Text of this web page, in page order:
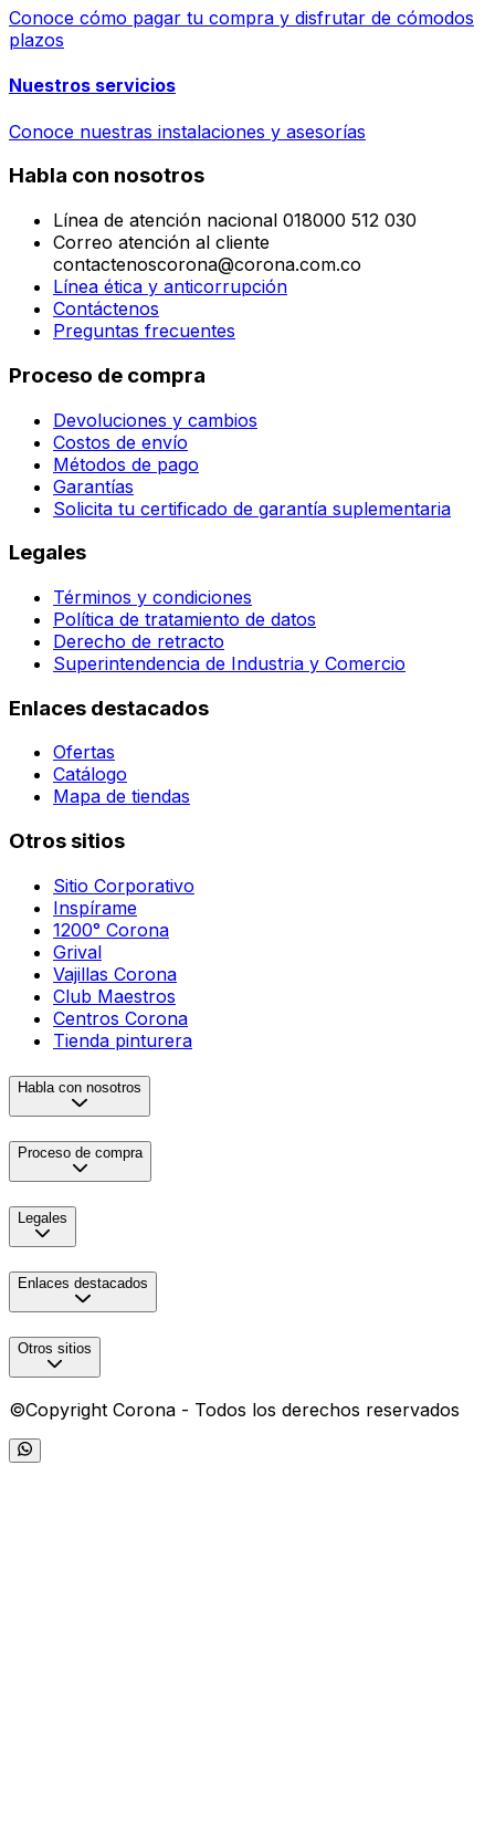
Conoce cómo pagar tu compra y disfrutar de cómodos
plazos
Nuestros servicios
Conoce nuestras instalaciones y asesorías
Habla con nosotros
Línea de atención nacional 018000 512 030
Correo atención al cliente
contactenoscorona@corona.com.co
Línea ética y anticorrupción
Contáctenos
Preguntas frecuentes
Proceso de compra
Devoluciones y cambios
Costos de envío
Métodos de pago
Garantías
Solicita tu certificado de garantía suplementaria
Legales
Términos y condiciones
Política de tratamiento de datos
Derecho de retracto
Superintendencia de Industria y Comercio
Enlaces destacados
Ofertas
Catálogo
Mapa de tiendas
Otros sitios
Sitio Corporativo
Inspírame
1200° Corona
Grival
Vajillas Corona
Club Maestros
Centros Corona
Tienda pinturera
Habla con nosotros
Proceso de compra
Legales
Enlaces destacados
Otros sitios
©Copyright Corona - Todos los derechos reservados